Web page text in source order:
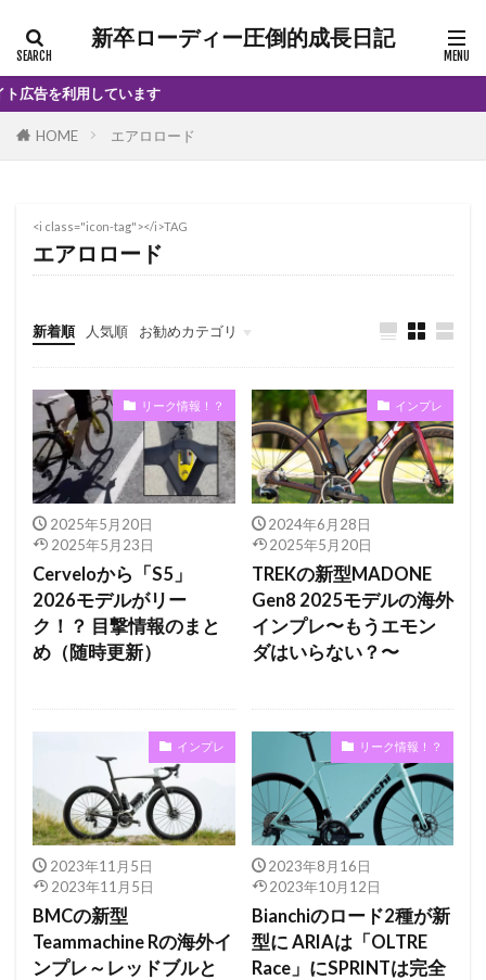
新卒ローディー圧倒的成長日記
を利用しています
HOME エアロロード
<i class="icon-tag"></i>TAG
エアロロード
新着順 人気順 お勧めカテゴリ
インプレ
リーク情報！？
2025年5月20日
2025年5月23日
Cerveloから「S5」
2026モデルがリー
ク！？ 目撃情報のまと
め（随時更新）
インプレ
2024年6月28日
2025年5月20日
TREKの新型MADONE
Gen8 2025モデルの海外
インプレ〜もうエモン
ダはいらない？〜
インプレ
2023年11月5日
2023年11月5日
BMCの新型
Teammachine Rの海外イ
ンプレ～レッドブルと
リーク情報！？
2023年8月16日
2023年10月12日
Bianchiのロード2種が新
型に ARIAは「OLTRE
Race」にSPRINTは完全